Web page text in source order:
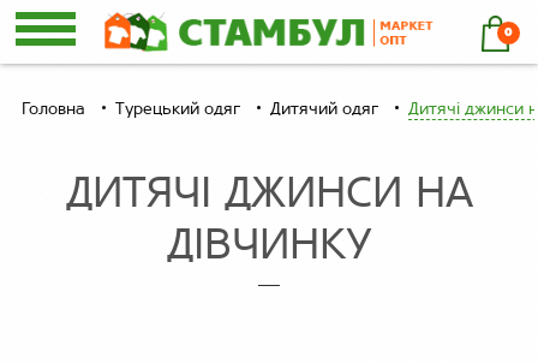
0
Головна Турецький одяг Дитячий одяг Дитячі джинси
ДИТЯЧІ ДЖИНСИ НА
ДІВЧИНКУ